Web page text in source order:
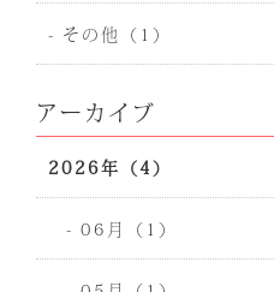
- その他（1）
アーカイブ
2026年（4）
- 06月（1）